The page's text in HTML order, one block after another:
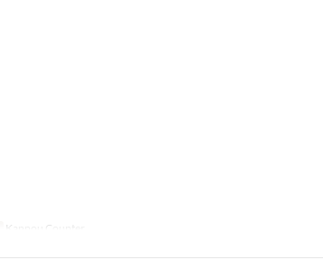
Kappou Counter